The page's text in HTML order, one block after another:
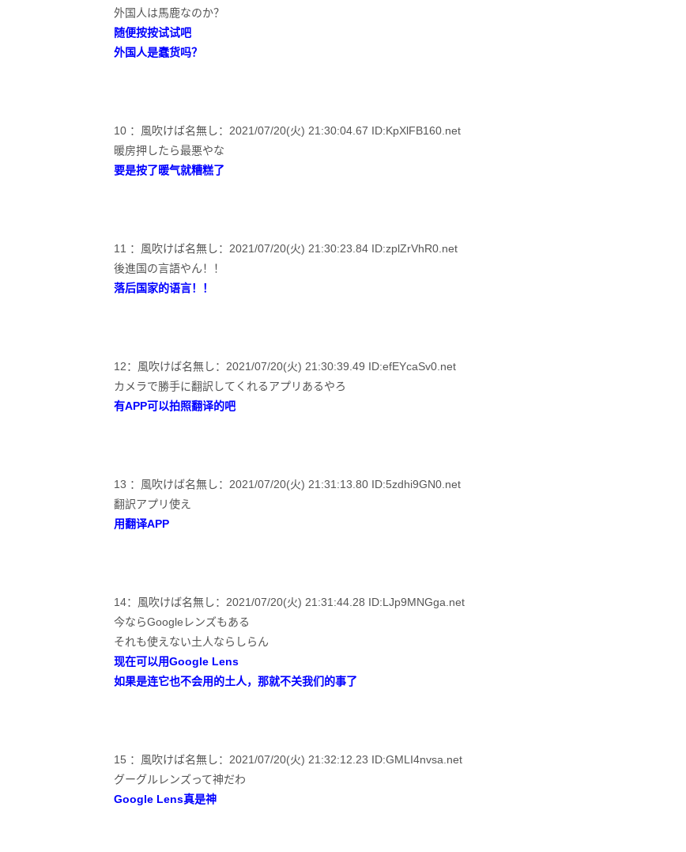
外国人は馬鹿なのか？
随便按按试试吧
外国人是蠢货吗？
10 ：風吹けば名無し：2021/07/20(火) 21:30:04.67 ID:KpXlFB160.net
暖房押したら最悪やな
要是按了暖气就糟糕了
11 ：風吹けば名無し：2021/07/20(火) 21:30:23.84 ID:zplZrVhR0.net
後進国の言語やん！！
落后国家的语言！！
12：風吹けば名無し：2021/07/20(火) 21:30:39.49 ID:efEYcaSv0.net
カメラで勝手に翻訳してくれるアプリあるやろ
有APP可以拍照翻译的吧
13 ：風吹けば名無し：2021/07/20(火) 21:31:13.80 ID:5zdhi9GN0.net
翻訳アプリ使え
用翻译APP
14：風吹けば名無し：2021/07/20(火) 21:31:44.28 ID:LJp9MNGga.net
今ならGoogleレンズもある
それも使えない土人ならしらん
现在可以用Google Lens
如果是连它也不会用的土人，那就不关我们的事了
15 ：風吹けば名無し：2021/07/20(火) 21:32:12.23 ID:GMLI4nvsa.net
グーグルレンズって神だわ
Google Lens真是神